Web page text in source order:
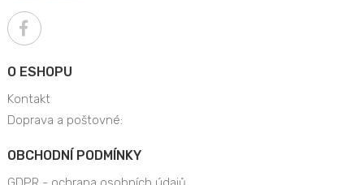
O ESHOPU
Kontakt
Doprava a poštovné:
OBCHODNÍ PODMÍNKY